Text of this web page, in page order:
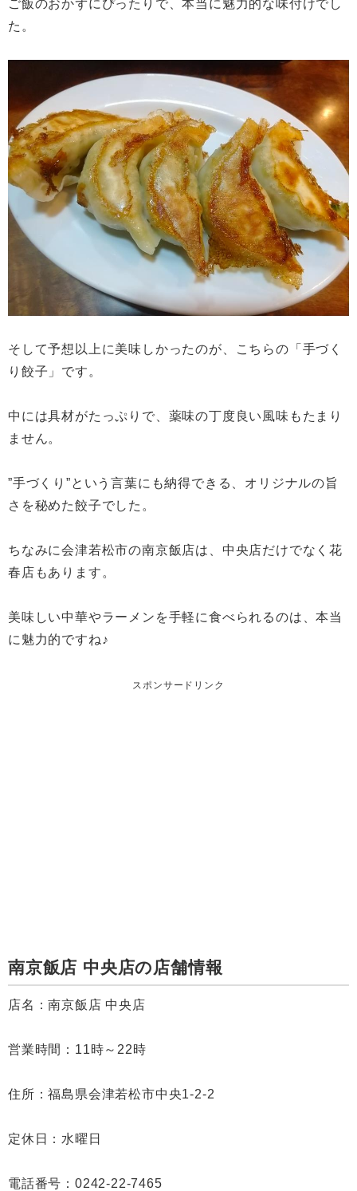
ご飯のおかずにぴったりで、本当に魅力的な味付けでし
た。
そして予想以上に美味しかったのが、こちらの「手づく
り餃子」です。
中には具材がたっぷりで、薬味の丁度良い風味もたまり
ません。
”手づくり”という言葉にも納得できる、オリジナルの旨
さを秘めた餃子でした。
ちなみに会津若松市の南京飯店は、中央店だけでなく花
春店もあります。
美味しい中華やラーメンを手軽に食べられるのは、本当
に魅力的ですね♪
スポンサードリンク
南京飯店 中央店の店舗情報
店名：南京飯店 中央店
営業時間：11時～22時
住所：福島県会津若松市中央1-2-2
定休日：水曜日
電話番号：0242-22-7465